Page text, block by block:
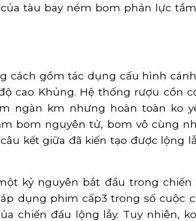
tàu bay ném bom phản lực
cách gồm tác dụng cấu hình
cao Khủng. Hệ thống rượu cồn
ngàn km nhưng hoàn toàn ko
bom nguyên tử, bom vô cùng
kết giữa đã kiến tạo được lộng
kỷ nguyên bắt đầu trong
dụng phim cấp3 trong số cuộc
chiến đấu lộng lẫy. Tuy nhiên,